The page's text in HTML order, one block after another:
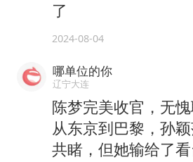
了
2024-08-04
哪单位的你
辽宁大连
陈梦完美收官，无愧
从东京到巴黎，孙
共睹，但她输给了看